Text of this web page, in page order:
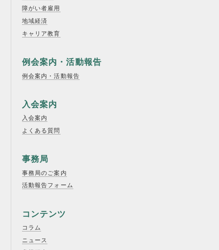
障がい者雇用
地域経済
キャリア教育
例会案内・活動報告
例会案内・活動報告
入会案内
入会案内
よくある質問
事務局
事務局のご案内
活動報告フォーム
コンテンツ
コラム
ニュース